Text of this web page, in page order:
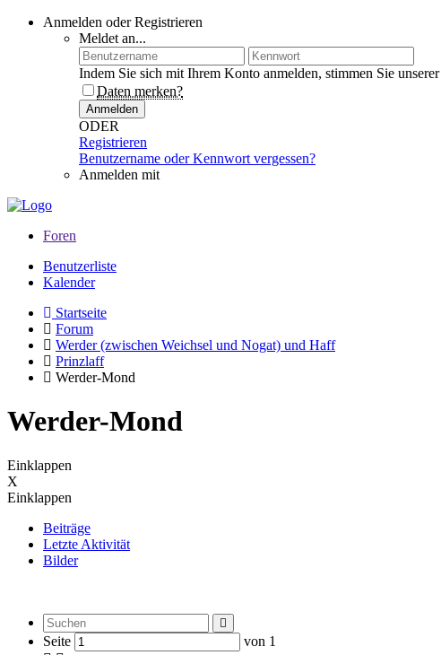
Anmelden oder Registrieren
Meldet an...
Indem Sie sich mit Ihrem Konto anmelden, stimmen Sie unserer
Daten merken?
Anmelden
ODER
Registrieren
Benutzername oder Kennwort vergessen?
Anmelden mit
Foren
Benutzerliste
Kalender
Startseite
Forum
Werder (zwischen Weichsel und Nogat) und Haff
Prinzlaff
Werder-Mond
Werder-Mond
Einklappen
X
Einklappen
Beiträge
Letzte Aktivität
Bilder
Seite von 1